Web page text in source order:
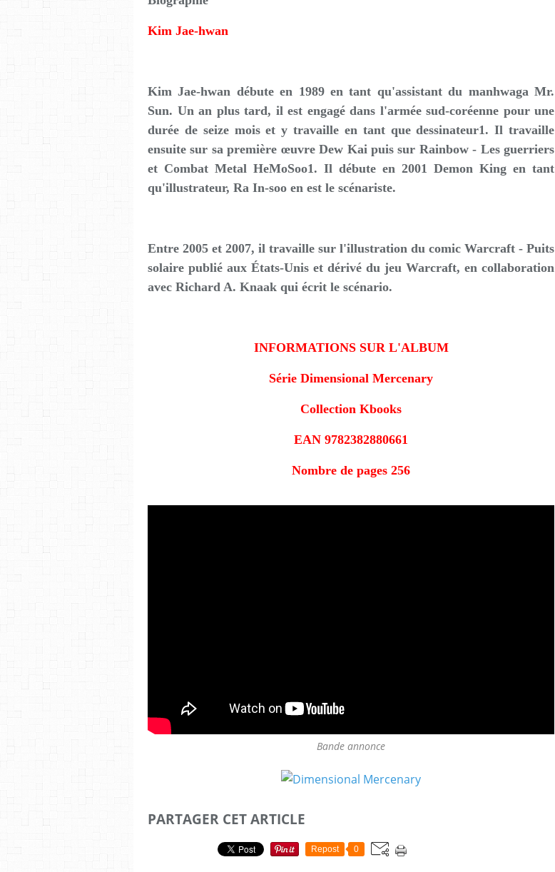
Kim Jae-hwan
Kim Jae-hwan débute en 1989 en tant qu'assistant du manhwaga Mr.
Sun. Un an plus tard, il est engagé dans l'armée sud-coréenne pour une
durée de seize mois et y travaille en tant que dessinateur1. Il travaille
ensuite sur sa première œuvre Dew Kai puis sur Rainbow - Les guerriers
et Combat Metal HeMoSoo1. Il débute en 2001 Demon King en tant
qu'illustrateur, Ra In-soo en est le scénariste.
Entre 2005 et 2007, il travaille sur l'illustration du comic Warcraft - Puits
solaire publié aux États-Unis et dérivé du jeu Warcraft, en collaboration
avec Richard A. Knaak qui écrit le scénario.
INFORMATIONS SUR L'ALBUM
Série Dimensional Mercenary
Collection Kbooks
EAN 9782382880661
Nombre de pages 256
Bande annonce
PARTAGER CET ARTICLE
Repost 0